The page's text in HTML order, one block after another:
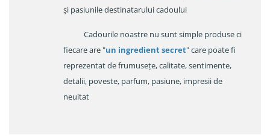
și pasiunile destinatarului cadoului
Cadourile noastre nu sunt simple produse ci
fiecare are "un ingredient secret" care poate fi
reprezentat de frumusețe, calitate, sentimente,
detalii, poveste, parfum, pasiune, impresii de
neuitat